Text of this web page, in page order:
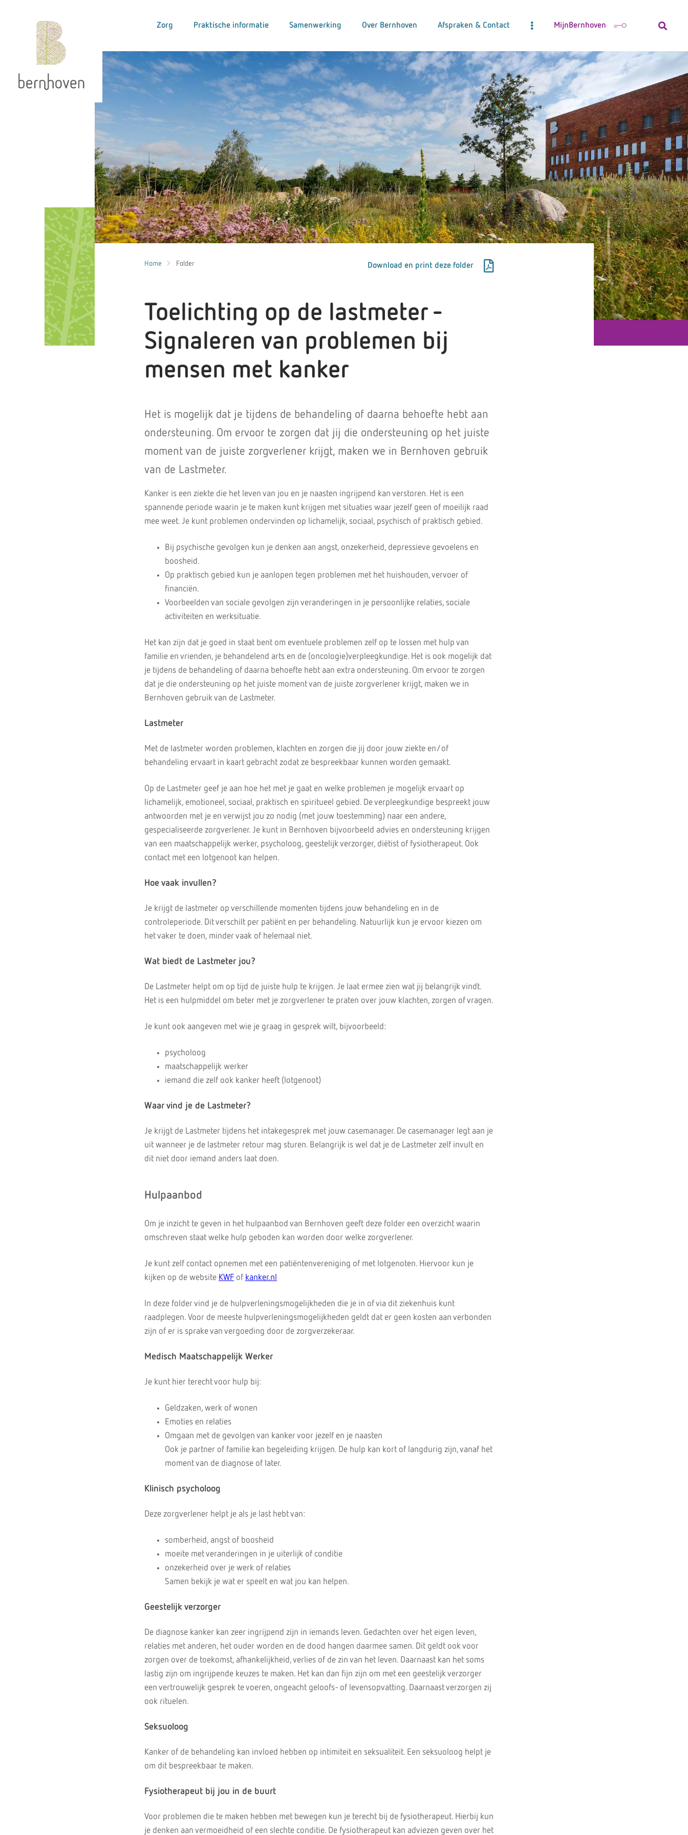
Zorg Praktische informatie Samenwerking Over Bernhoven Afspraken & Contact MijnBernhoven
Home Folder Download en print deze folder
Toelichting op de lastmeter -
Signaleren van problemen bij
mensen met kanker
Het is mogelijk dat je tijdens de behandeling of daarna behoefte hebt aan
ondersteuning. Om ervoor te zorgen dat jij die ondersteuning op het juiste
moment van de juiste zorgverlener krijgt, maken we in Bernhoven gebruik
van de Lastmeter.
Kanker is een ziekte die het leven van jou en je naasten ingrijpend kan verstoren. Het is een
spannende periode waarin je te maken kunt krijgen met situaties waar jezelf geen of moeilijk raad
mee weet. Je kunt problemen ondervinden op lichamelijk, sociaal, psychisch of praktisch gebied.
Bij psychische gevolgen kun je denken aan angst, onzekerheid, depressieve gevoelens en
boosheid.
Op praktisch gebied kun je aanlopen tegen problemen met het huishouden, vervoer of
financiën.
Voorbeelden van sociale gevolgen zijn veranderingen in je persoonlijke relaties, sociale
activiteiten en werksituatie.
Het kan zijn dat je goed in staat bent om eventuele problemen zelf op te lossen met hulp van
familie en vrienden, je behandelend arts en de (oncologie)verpleegkundige. Het is ook mogelijk dat
je tijdens de behandeling of daarna behoefte hebt aan extra ondersteuning. Om ervoor te zorgen
dat je die ondersteuning op het juiste moment van de juiste zorgverlener krijgt, maken we in
Bernhoven gebruik van de Lastmeter.
Lastmeter
Met de lastmeter worden problemen, klachten en zorgen die jij door jouw ziekte en/of
behandeling ervaart in kaart gebracht zodat ze bespreekbaar kunnen worden gemaakt.
Op de Lastmeter geef je aan hoe het met je gaat en welke problemen je mogelijk ervaart op
lichamelijk, emotioneel, sociaal, praktisch en spiritueel gebied. De verpleegkundige bespreekt jouw
antwoorden met je en verwijst jou zo nodig (met jouw toestemming) naar een andere,
gespecialiseerde zorgverlener. Je kunt in Bernhoven bijvoorbeeld advies en ondersteuning krijgen
van een maatschappelijk werker, psycholoog, geestelijk verzorger, diëtist of fysiotherapeut. Ook
contact met een lotgenoot kan helpen.
Hoe vaak invullen?
Je krijgt de lastmeter op verschillende momenten tijdens jouw behandeling en in de
controleperiode. Dit verschilt per patiënt en per behandeling. Natuurlijk kun je ervoor kiezen om
het vaker te doen, minder vaak of helemaal niet.
Wat biedt de Lastmeter jou?
De Lastmeter helpt om op tijd de juiste hulp te krijgen. Je laat ermee zien wat jij belangrijk vindt.
Het is een hulpmiddel om beter met je zorgverlener te praten over jouw klachten, zorgen of vragen.
Je kunt ook aangeven met wie je graag in gesprek wilt, bijvoorbeeld:
psycholoog
maatschappelijk werker
iemand die zelf ook kanker heeft (lotgenoot)
Waar vind je de Lastmeter?
Je krijgt de Lastmeter tijdens het intakegesprek met jouw casemanager. De casemanager legt aan je
uit wanneer je de lastmeter retour mag sturen. Belangrijk is wel dat je de Lastmeter zelf invult en
dit niet door iemand anders laat doen.
Hulpaanbod
Om je inzicht te geven in het hulpaanbod van Bernhoven geeft deze folder een overzicht waarin
omschreven staat welke hulp geboden kan worden door welke zorgverlener.
Je kunt zelf contact opnemen met een patiëntenvereniging of met lotgenoten. Hiervoor kun je
kijken op de website KWF of kanker.nl
In deze folder vind je de hulpverleningsmogelijkheden die je in of via dit ziekenhuis kunt
raadplegen. Voor de meeste hulpverleningsmogelijkheden geldt dat er geen kosten aan verbonden
zijn of er is sprake van vergoeding door de zorgverzekeraar.
Medisch Maatschappelijk Werker
Je kunt hier terecht voor hulp bij:
Geldzaken, werk of wonen
Emoties en relaties
Omgaan met de gevolgen van kanker voor jezelf en je naasten
Ook je partner of familie kan begeleiding krijgen. De hulp kan kort of langdurig zijn, vanaf het
moment van de diagnose of later.
Klinisch psycholoog
Deze zorgverlener helpt je als je last hebt van:
somberheid, angst of boosheid
moeite met veranderingen in je uiterlijk of conditie
onzekerheid over je werk of relaties
Samen bekijk je wat er speelt en wat jou kan helpen.
Geestelijk verzorger
De diagnose kanker kan zeer ingrijpend zijn in iemands leven. Gedachten over het eigen leven,
relaties met anderen, het ouder worden en de dood hangen daarmee samen. Dit geldt ook voor
zorgen over de toekomst, afhankelijkheid, verlies of de zin van het leven. Daarnaast kan het soms
lastig zijn om ingrijpende keuzes te maken. Het kan dan fijn zijn om met een geestelijk verzorger
een vertrouwelijk gesprek te voeren, ongeacht geloofs- of levensopvatting. Daarnaast verzorgen zij
ook rituelen.
Seksuoloog
Kanker of de behandeling kan invloed hebben op intimiteit en seksualiteit. Een seksuoloog helpt je
om dit bespreekbaar te maken.
Fysiotherapeut bij jou in de buurt
Voor problemen die te maken hebben met bewegen kun je terecht bij de fysiotherapeut. Hierbij kun
je denken aan vermoeidheid of een slechte conditie. De fysiotherapeut kan adviezen geven over het